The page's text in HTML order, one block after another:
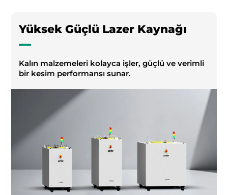
Yüksek Güçlü Lazer Kaynağı
Kalın malzemeleri kolayca işler, güçlü ve verimli
bir kesim performansı sunar.